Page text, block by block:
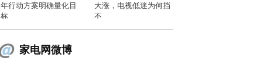
年行动方案明确量化目
标
大涨，电视低迷为何挡
不
家电网微博